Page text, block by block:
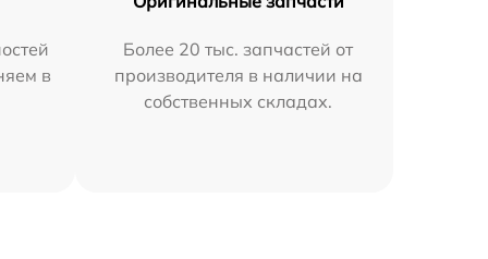
в
Более 20 тыс. запчастей от
производителя в наличии на
собственных складах.